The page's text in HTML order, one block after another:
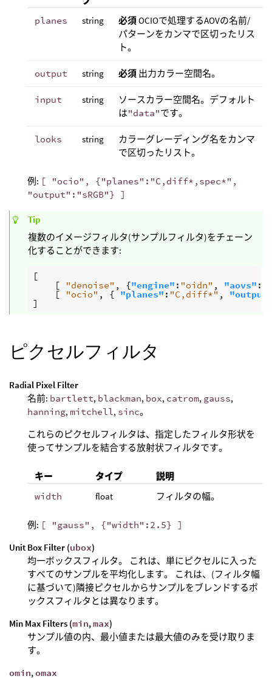
planes
string 必須OCIOで処理するAOVの名前/
パターンをカンマで区切ったリス
ト。
output string 必須 出力カラー空間名。
input string
ソースカラー空間名。デフォルト
は"data"です。
looks string
カラーグレーディング名をカンマ
で区切ったリスト。
例: [ "ocio", {"planes":"C,diff*,spec*",
"output":"sRGB"} ]
Tip
複数のイメージフィルタ(サンプルフィルタ)をチェーン
化することができます:
[
[ "denoise" , {"engine" : "oidn" , "aovs" :[
[ "ocio" , { "planes" : "C,diff*" ,
]
ピクセルフィルタ
Radial Pixel Filter
名前: bartlett, blackman, box, catrom, gauss,
hanning, mitchell, sinc。
これらのピクセルフィルタは、指定したフィルタ形状を
使ってサンプルを結合する放射状フィルタです。
キー タイプ
説明
width
float フィルタの幅。
例: [ "gauss", {"width":2.5} ]
Unit Box Filter (ubox)
均一ボックスフィルタ。 これは、単にピクセルに入った
すべてのサンプルを平均化します。 これは、(フィルタ幅
に基づいて)隣接ピクセルからサンプルをブレンドするボ
ックスフィルタとは異なります。
Min Max Filters (min,max)
サンプル値の内、最小値または最大値のみを受け取りま
す。
omin,omax